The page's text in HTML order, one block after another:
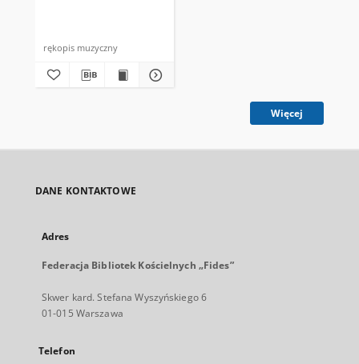
rękopis muzyczny
Więcej
DANE KONTAKTOWE
Adres
Federacja Bibliotek Kościelnych „Fides”
Skwer kard. Stefana Wyszyńskiego 6
01-015 Warszawa
Telefon